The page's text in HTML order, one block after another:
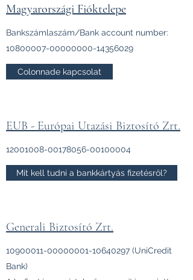
Magyarországi Fióktelepe
Bankszámlaszám/Bank account number:
10800007-00000000-14356029
Colonnade kapcsolat
EUB - Európai Utazási Biztosító Zrt.
12001008-00178056-00100004
Mit kell tudni a bankkártyás fizetésről?
Generali Biztosító Zrt.
10900011-00000001-10640297 (UniCredit
Bank)